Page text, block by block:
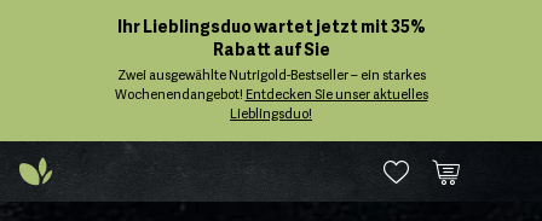
Ihr Lieblingsduo wartet jetzt mit 35%
Rabatt auf Sie
Zwei ausgewählte Nutrigold-Bestseller – ein starkes
Wochenendangebot! Entdecken Sie unser aktuelles
Lieblingsduo!